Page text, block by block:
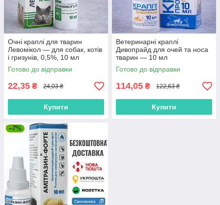
Очні краплі для тварин
Левомікол — для собак, котів
і гризунів, 0,5%, 10 мл
Готово до відправки
22,35 ₴ 24,03 ₴
Купити
Ветеринарні краплі
Дивопрайд для очей та носа
тварин — 10 мл
Готово до відправки
114,05 ₴ 122,63 ₴
Купити
–7%